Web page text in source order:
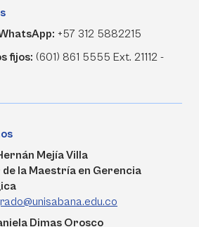
+57 312 5882215
fijos: (601) 861 5555 Ext. 21112 -
Mejía Villa
la Maestría en Gerencia
Dimas Orosco